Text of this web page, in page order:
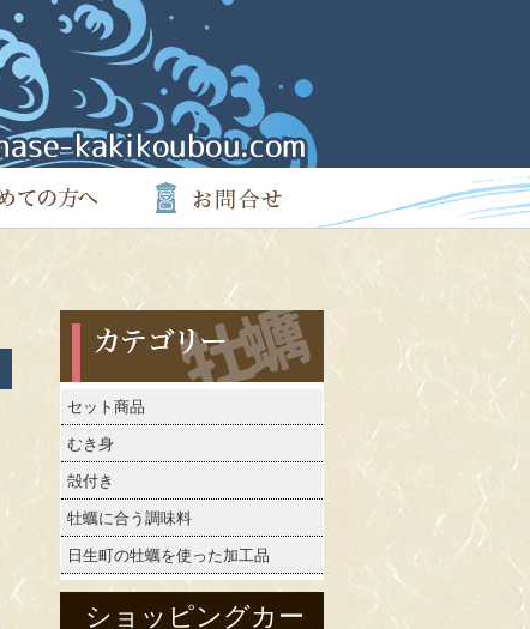
カテゴリー
セット商品
むき身
殻付き
牡蠣に合う調味料
日生町の牡蠣を使った加工品
ショッピングカー